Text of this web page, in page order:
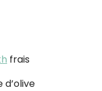
frais
d’olive